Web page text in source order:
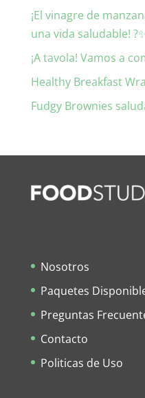
¡El vinagre de
una vida saludable!
¡A tavola! Vamos a
Healthy Breakfast
Fudgy Brownies
Nosotros
Paquetes
Preguntas
Contacto
Politicas de Uso